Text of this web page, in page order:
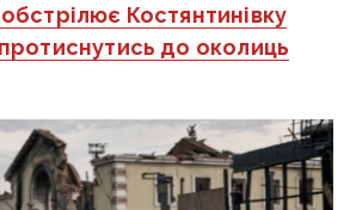
Костянтинівку
до околиць